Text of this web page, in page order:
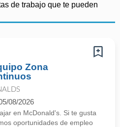
de trabajo que te pueden
Zona
08/2026
en McDonald's. Si te gusta
oportunidades de empleo